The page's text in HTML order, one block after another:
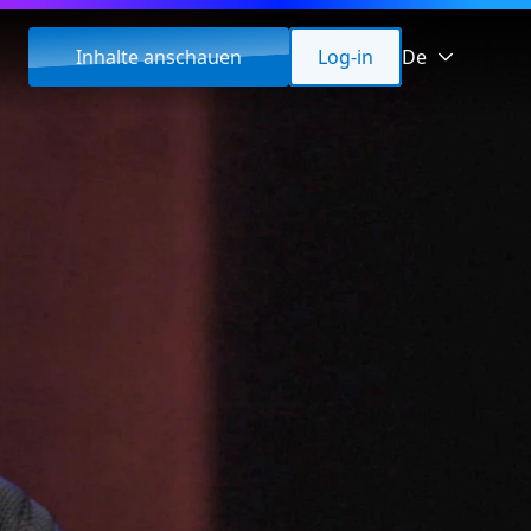
Inhalte anschauen Log-in De